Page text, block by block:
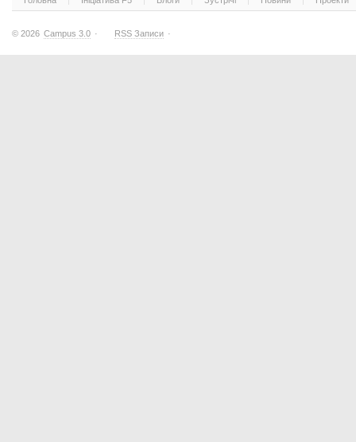
© 2026 Campus 3.0 · RSS Записи ·